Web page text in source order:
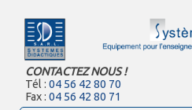
CONTACTEZ NOUS !
Tél :04 56 42 80 70
Fax :04 56 42 80 71